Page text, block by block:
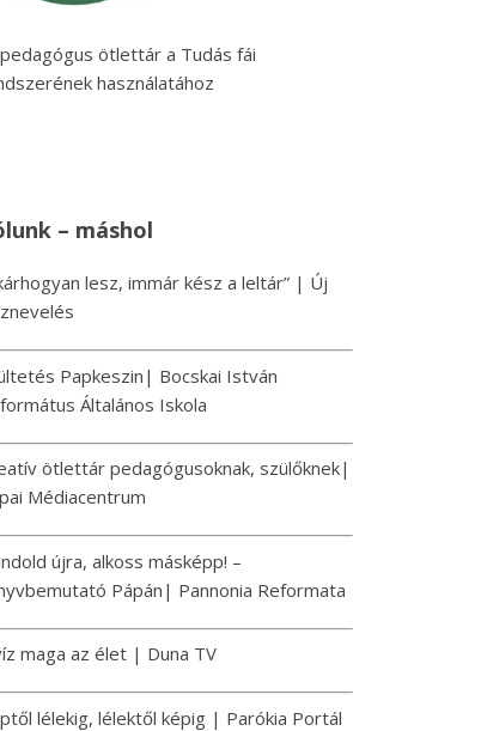
ötlettár a Tudás fái
használatához
– máshol
lesz, immár kész a leltár” | Új
Papkeszin| Bocskai István
Általános Iskola
ötlettár pedagógusoknak, szülőknek|
Médiacentrum
újra, alkoss másképp! –
Pápán| Pannonia Reformata
maga az élet | Duna TV
lélekig, lélektől képig | Parókia Portál